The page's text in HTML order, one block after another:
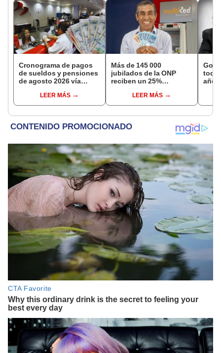
Cronograma de pagos
de sueldos y pensiones
de agosto 2026 vía
conoce las fechas de
depósito
LEER MÁS
Más de 145 000
jubilados de la ONP
reciben un 25%
en agostoLEER MÁS
año